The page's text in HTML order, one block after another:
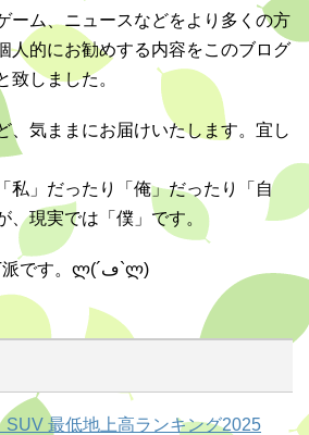
ーム、ニュースなどをより多くの方
人的にお勧めする内容をこのブログ
致しました。
、気ままにお届けいたします。宜し
私」だったり「俺」だったり「自
、現実では「僕」です。
ちなみに自動車はMT派です。ლ(´ڡ`ლ)
SUV 最低地上高ランキング2025